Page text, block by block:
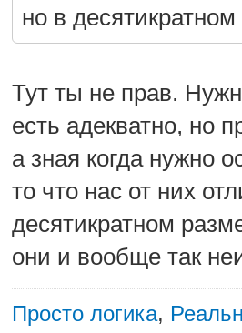
но в
Тут ты не прав.
есть адекватно, но
а зная когда нужно
то что нас от них
десятикратном
они и вообще так
Просто логика,